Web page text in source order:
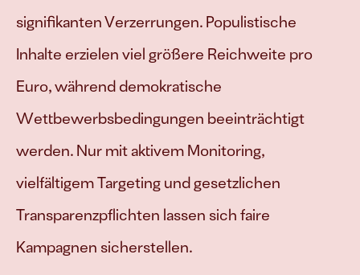
signifikanten Verzerrungen. Populistische
Inhalte erzielen viel größere Reichweite pro
Euro, während demokratische
Wettbewerbsbedingungen beeinträchtigt
werden. Nur mit aktivem Monitoring,
vielfältigem Targeting und gesetzlichen
Transparenzpflichten lassen sich faire
Kampagnen sicherstellen.